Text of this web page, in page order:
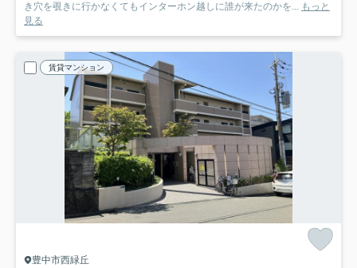
き穴を覗きに行かなくてもインターホン越しに誰が来たのかを... もっと
見る
賃貸マンション
豊中市西緑丘